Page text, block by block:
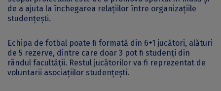
de a ajuta la închegarea relațiilor între organizațiile
studențești.
Echipa de fotbal poate fi formată din 6+1 jucători, alături
de 5 rezerve, dintre care doar 3 pot fi studenți din
rândul facultății. Restul jucătorilor va fi reprezentat de
voluntarii asociațiilor studențești.